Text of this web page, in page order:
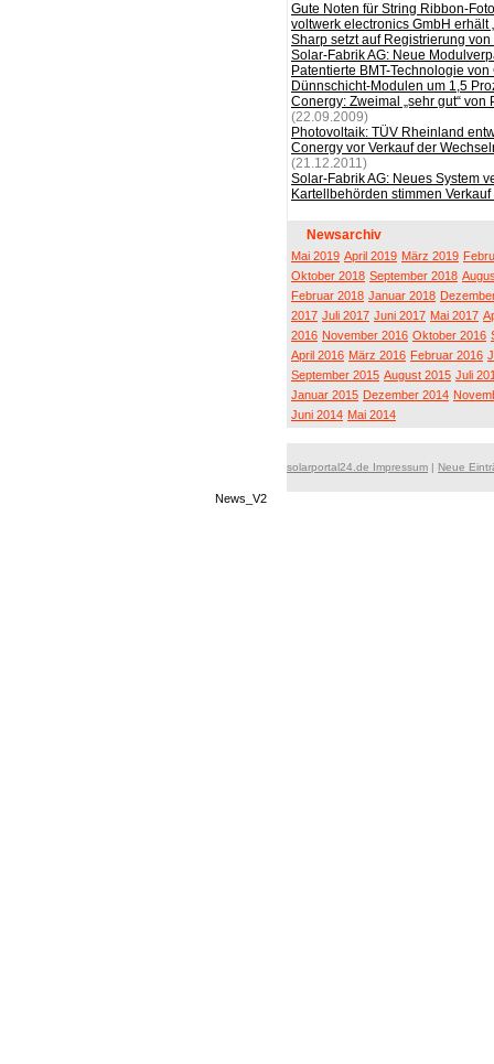
Gute Noten für String Ribbon-
voltwerk electronics GmbH erhält
Sharp setzt auf Registrierung
Solar-Fabrik AG: Neue
Patentierte BMT-Technologie
Dünnschicht-Modulen um 1,5
Conergy: Zweimal „sehr gut“
(22.09.2009)
Photovoltaik: TÜV Rheinland
Conergy vor Verkauf der
(21.12.2011)
Solar-Fabrik AG: Neues System
Kartellbehörden stimmen
Newsarchiv
Mai 2019 April 2019 März 2019
Oktober 2018 September 2018
Februar 2018 Januar 2018
2017 Juli 2017 Juni 2017 Mai 2017
2016 November 2016 Oktober 2016
April 2016 März 2016 Februar 2016
September 2015 August 2015 Juli
Januar 2015 Dezember 2014
Juni 2014 Mai 2014
solarportal24.de Impressum | Neue
News_V2